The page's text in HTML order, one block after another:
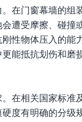
在门窗幕墙的组
遭受摩擦、碰撞
性物体压入的能
能抵抗划伤和磨
在相关国家标准
度有明确的分级